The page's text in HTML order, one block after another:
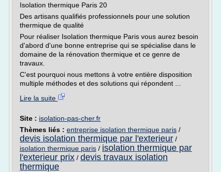
Isolation thermique Paris 20
Des artisans qualifiés professionnels pour une solution
thermique de qualité
Pour réaliser Isolation thermique Paris vous aurez besoin
d'abord d'une bonne entreprise qui se spécialise dans le
domaine de la rénovation thermique et ce genre de
travaux.
C'est pourquoi nous mettons à votre entière disposition
multiple méthodes et des solutions qui répondent ...
Lire la suite
Site : isolation-pas-cher.fr
Thèmes liés : entreprise isolation thermique paris /
devis isolation thermique par l'exterieur /
isolation thermique paris / isolation thermique par
l'exterieur prix / devis travaux isolation
thermique